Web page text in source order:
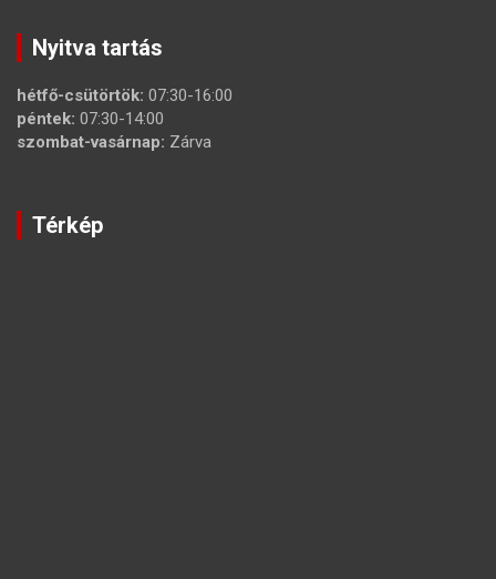
Nyitva tartás
hétfő-csütörtök: 07:30-16:00
péntek: 07:30-14:00
szombat-vasárnap: Zárva
Térkép